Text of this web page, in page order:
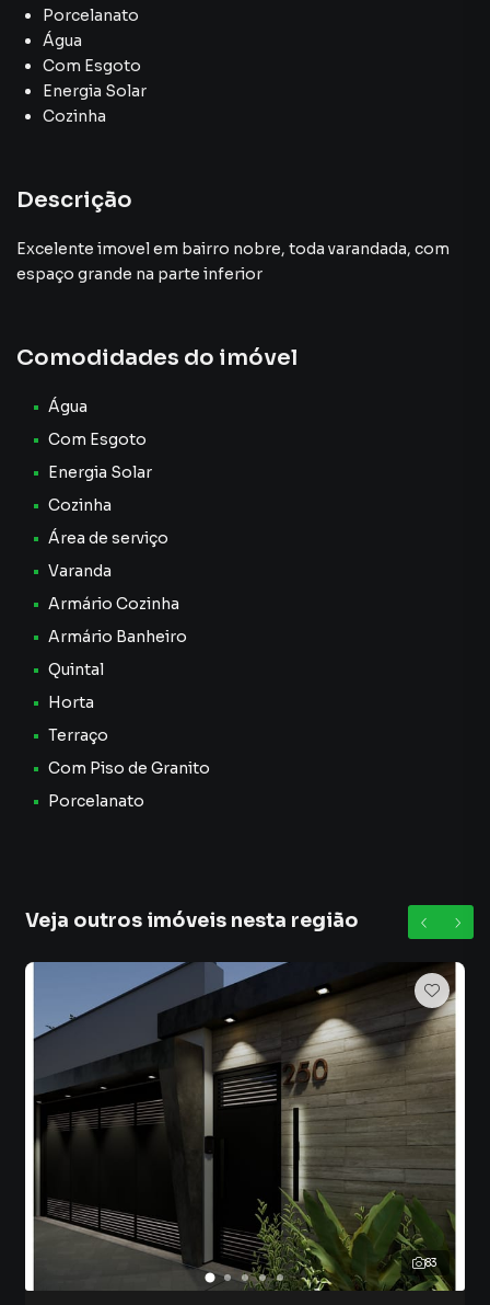
Porcelanato
Água
Com Esgoto
Energia Solar
Cozinha
Descrição
Excelente imovel em bairro nobre, toda varandada, com
espaço grande na parte inferior
Comodidades do imóvel
Água
Com Esgoto
Energia Solar
Cozinha
Área de serviço
Varanda
Armário Cozinha
Armário Banheiro
Quintal
Horta
Terraço
Com Piso de Granito
Porcelanato
Veja outros imóveis nesta região
83